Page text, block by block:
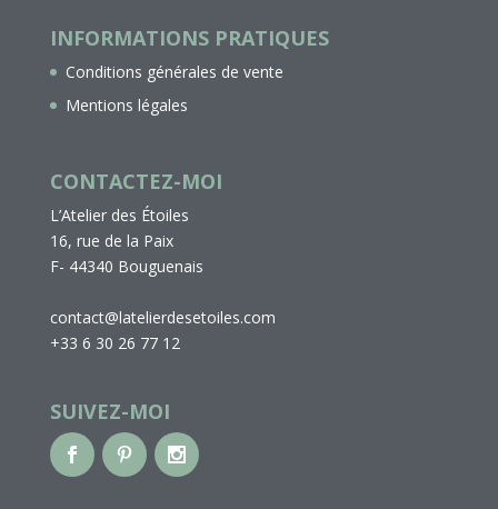
INFORMATIONS PRATIQUES
Conditions générales de vente
Mentions légales
CONTACTEZ-MOI
L’Atelier des Étoiles
16, rue de la Paix
F- 44340 Bouguenais
contact@latelierdesetoiles.com
+33 6 30 26 77 12
SUIVEZ-MOI